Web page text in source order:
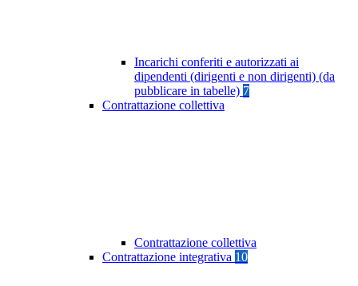
Incarichi conferiti e autorizzati ai
dipendenti (dirigenti e non dirigenti) (da
pubblicare in tabelle) 7
Contrattazione collettiva
Contrattazione collettiva
Contrattazione integrativa 10